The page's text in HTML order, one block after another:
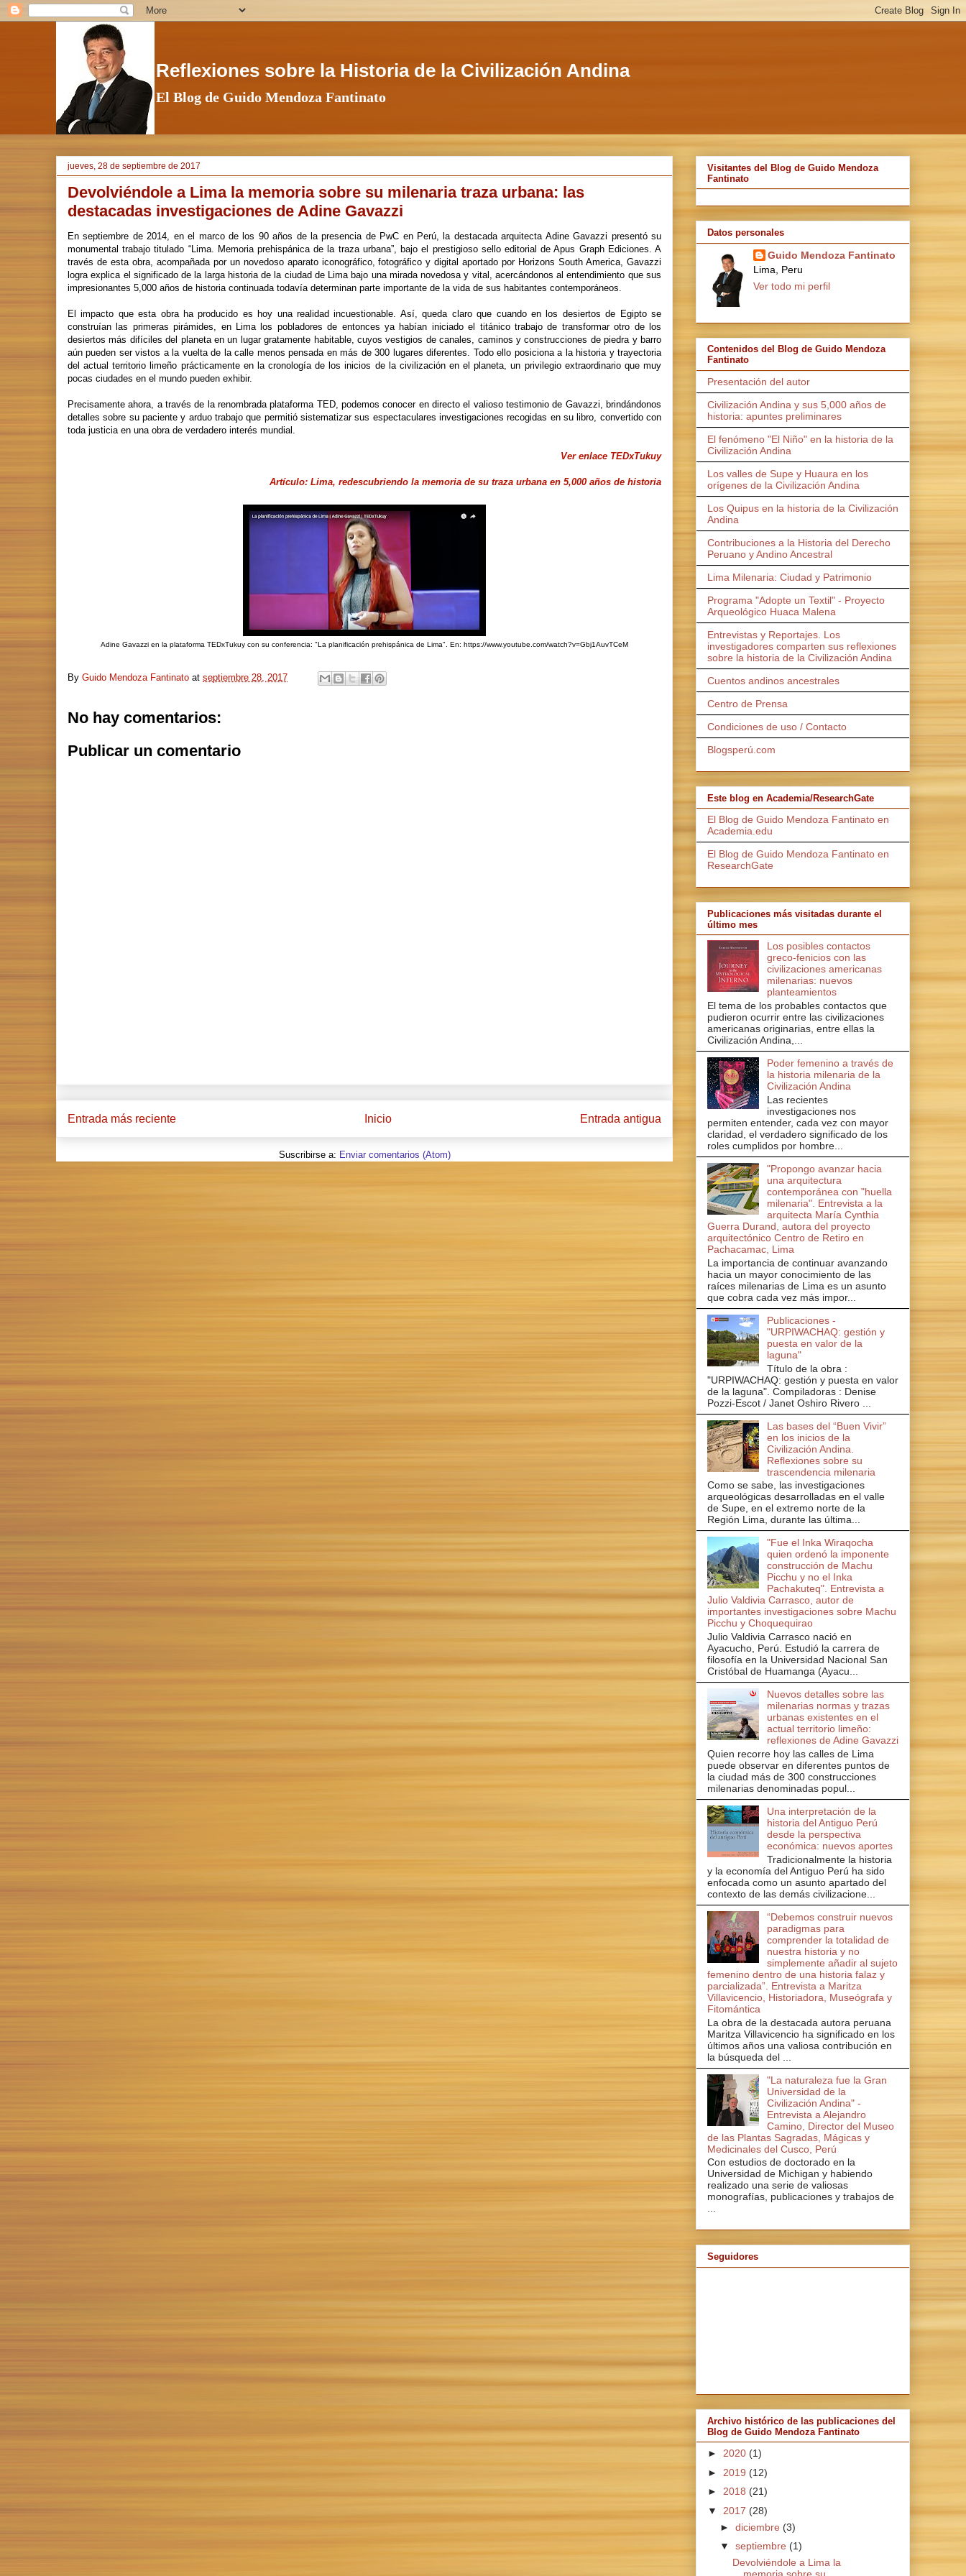
Reflexiones sobre la Historia de la Civilización Andina
El Blog de Guido Mendoza Fantinato
jueves, 28 de septiembre de 2017
Devolviéndole a Lima la memoria sobre su milenaria traza urbana: las
destacadas investigaciones de Adine Gavazzi
En septiembre de 2014, en el marco de los 90 años de la presencia de PwC en Perú, la destacada arquitecta Adine Gavazzi presentó su
monumental trabajo titulado “Lima. Memoria prehispánica de la traza urbana”, bajo el prestigioso sello editorial de Apus Graph Ediciones. A
través de esta obra, acompañada por un novedoso aparato iconográfico, fotográfico y digital aportado por Horizons South America, Gavazzi
logra explica el significado de la larga historia de la ciudad de Lima bajo una mirada novedosa y vital, acercándonos al entendimiento que sus
impresionantes 5,000 años de historia continuada todavía determinan parte importante de la vida de sus habitantes contemporáneos.
El impacto que esta obra ha producido es hoy una realidad incuestionable. Así, queda claro que cuando en los desiertos de Egipto se
construían las primeras pirámides, en Lima los pobladores de entonces ya habían iniciado el titánico trabajo de transformar otro de los
desiertos más difíciles del planeta en un lugar gratamente habitable, cuyos vestigios de canales, caminos y construcciones de piedra y barro
aún pueden ser vistos a la vuelta de la calle menos pensada en más de 300 lugares diferentes. Todo ello posiciona a la historia y trayectoria
del actual territorio limeño prácticamente en la cronología de los inicios de la civilización en el planeta, un privilegio extraordinario que muy
pocas ciudades en el mundo pueden exhibir.
Precisamente ahora, a través de la renombrada plataforma TED, podemos conocer en directo el valioso testimonio de Gavazzi, brindándonos
detalles sobre su paciente y arduo trabajo que permitió sistematizar sus espectaculares investigaciones recogidas en su libro, convertido con
toda justicia en una obra de verdadero interés mundial.
Ver enlace TEDxTukuy
Artículo: Lima, redescubriendo la memoria de su traza urbana en 5,000 años de historia
Adine Gavazzi en la plataforma TEDxTukuy con su conferencia: "La planificación prehispánica de Lima". En: https://www.youtube.com/watch?v=Gbj1AuvTCeM
By Guido Mendoza Fantinato at septiembre 28, 2017
No hay comentarios:
Publicar un comentario
Entrada más reciente Entrada antigua
Inicio
Suscribirse a: Enviar comentarios (Atom)
Visitantes del Blog de Guido Mendoza
Fantinato
Datos personales
Guido Mendoza Fantinato
Lima, Peru
Ver todo mi perfil
Contenidos del Blog de Guido Mendoza
Fantinato
Presentación del autor
Civilización Andina y sus 5,000 años de
historia: apuntes preliminares
El fenómeno "El Niño" en la historia de la
Civilización Andina
Los valles de Supe y Huaura en los
orígenes de la Civilización Andina
Los Quipus en la historia de la Civilización
Andina
Contribuciones a la Historia del Derecho
Peruano y Andino Ancestral
Lima Milenaria: Ciudad y Patrimonio
Programa "Adopte un Textil" - Proyecto
Arqueológico Huaca Malena
Entrevistas y Reportajes. Los
investigadores comparten sus reflexiones
sobre la historia de la Civilización Andina
Cuentos andinos ancestrales
Centro de Prensa
Condiciones de uso / Contacto
Blogsperú.com
Este blog en Academia/ResearchGate
El Blog de Guido Mendoza Fantinato en
Academia.edu
El Blog de Guido Mendoza Fantinato en
ResearchGate
Publicaciones más visitadas durante el
último mes
Los posibles contactos
greco-fenicios con las
civilizaciones americanas
milenarias: nuevos
planteamientos
El tema de los probables contactos que
pudieron ocurrir entre las civilizaciones
americanas originarias, entre ellas la
Civilización Andina,...
Poder femenino a través de
la historia milenaria de la
Civilización Andina
Las recientes
investigaciones nos
permiten entender, cada vez con mayor
claridad, el verdadero significado de los
roles cumplidos por hombre...
"Propongo avanzar hacia
una arquitectura
contemporánea con "huella
milenaria". Entrevista a la
arquitecta María Cynthia
Guerra Durand, autora del proyecto
arquitectónico Centro de Retiro en
Pachacamac, Lima
La importancia de continuar avanzando
hacia un mayor conocimiento de las
raíces milenarias de Lima es un asunto
que cobra cada vez más impor...
Publicaciones -
"URPIWACHAQ: gestión y
puesta en valor de la
laguna"
Título de la obra :
"URPIWACHAQ: gestión y puesta en valor
de la laguna". Compiladoras : Denise
Pozzi-Escot / Janet Oshiro Rivero ...
Las bases del “Buen Vivir”
en los inicios de la
Civilización Andina.
Reflexiones sobre su
trascendencia milenaria
Como se sabe, las investigaciones
arqueológicas desarrolladas en el valle
de Supe, en el extremo norte de la
Región Lima, durante las última...
"Fue el Inka Wiraqocha
quien ordenó la imponente
construcción de Machu
Picchu y no el Inka
Pachakuteq". Entrevista a
Julio Valdivia Carrasco, autor de
importantes investigaciones sobre Machu
Picchu y Choquequirao
Julio Valdivia Carrasco nació en
Ayacucho, Perú. Estudió la carrera de
filosofía en la Universidad Nacional San
Cristóbal de Huamanga (Ayacu...
Nuevos detalles sobre las
milenarias normas y trazas
urbanas existentes en el
actual territorio limeño:
reflexiones de Adine Gavazzi
Quien recorre hoy las calles de Lima
puede observar en diferentes puntos de
la ciudad más de 300 construcciones
milenarias denominadas popul...
Una interpretación de la
historia del Antiguo Perú
desde la perspectiva
económica: nuevos aportes
Tradicionalmente la historia
y la economía del Antiguo Perú ha sido
enfocada como un asunto apartado del
contexto de las demás civilizacione...
“Debemos construir nuevos
paradigmas para
comprender la totalidad de
nuestra historia y no
simplemente añadir al sujeto
femenino dentro de una historia falaz y
parcializada”. Entrevista a Maritza
Villavicencio, Historiadora, Museógrafa y
Fitomántica
La obra de la destacada autora peruana
Maritza Villavicencio ha significado en los
últimos años una valiosa contribución en
la búsqueda del ...
"La naturaleza fue la Gran
Universidad de la
Civilización Andina" -
Entrevista a Alejandro
Camino, Director del Museo
de las Plantas Sagradas, Mágicas y
Medicinales del Cusco, Perú
Con estudios de doctorado en la
Universidad de Michigan y habiendo
realizado una serie de valiosas
monografías, publicaciones y trabajos de
...
Seguidores
Archivo histórico de las publicaciones del
Blog de Guido Mendoza Fantinato
► 2020 (1)
► 2019 (12)
► 2018 (21)
▼ 2017 (28)
► diciembre (3)
▼ septiembre (1)
Devolviéndole a Lima la